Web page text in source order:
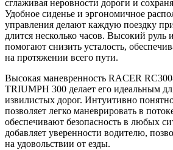
сглаживая неровности дороги и
Удобное сиденье и эргономичное
управления делают каждую поездку
длится несколько часов. Высокий руль
помогают снизить усталость,
на протяжении всего пути.
Высокая маневренность RACER
TRIUMPH 300 делает его идеальным
извилистых дорог. Интуитивно
позволяет легко маневрировать в
обеспечивают безопасность в любых
добавляет уверенности водителю,
на удовольствии от езды.